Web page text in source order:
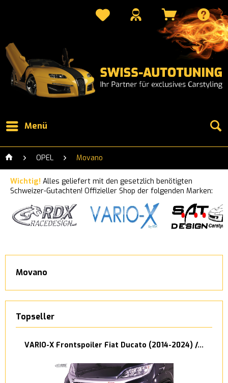
Menü
OPEL Movano
Wichtig! Alles geliefert mit den gesetzlich benötigten
Schweizer-Gutachten! Offizieller Shop der folgenden Marken:
Movano
Topseller
VARIO-X Frontspoiler Fiat Ducato (2014-2024) /...